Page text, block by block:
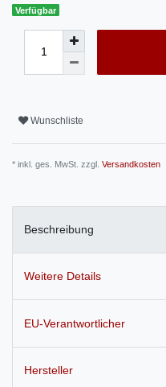
Verfügbar
Wunschliste
* inkl. ges. MwSt. zzgl. Versandkosten
Beschreibung
Weitere Details
EU-Verantwortlicher
Hersteller